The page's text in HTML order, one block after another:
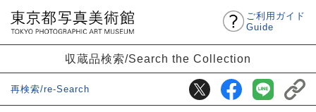
ご利用ガイド
Guide
収蔵品検索/Search the Collection
再検索/re-Search